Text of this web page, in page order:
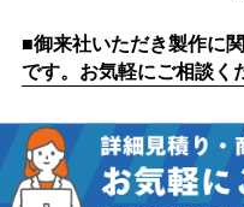
■御来社いただき製作に
です。お気軽にご相談く